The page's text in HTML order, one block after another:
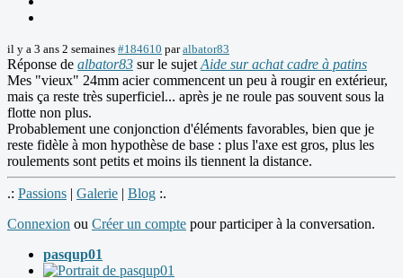
il y a 3 ans 2 semaines #184610 paralbator83
Réponse de albator83 sur le sujet Aide sur achat cadre à patins
Mes "vieux" 24mm acier commencent un peu à rougir en extérieur,
mais ça reste très superficiel... après je ne roule pas souvent sous la
flotte non plus.
Probablement une conjonction d'éléments favorables, bien que je
reste fidèle à mon hypothèse de base : plus l'axe est gros, plus les
roulements sont petits et moins ils tiennent la distance.
.: Passions | Galerie | Blog :.
Connexion ou Créer un compte pour participer à la conversation.
pasqup01